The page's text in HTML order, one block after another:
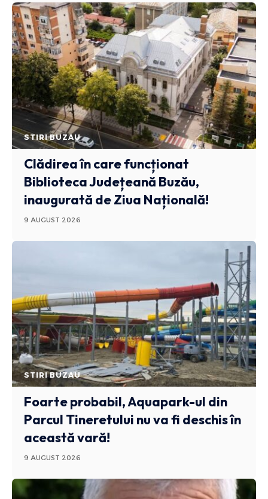
STIRI BUZAU
Clădirea în care funcționat
Biblioteca Județeană Buzău,
inaugurată de Ziua Națională!
9 AUGUST 2026
STIRI BUZAU
Foarte probabil, Aquapark-ul din
Parcul Tineretului nu va fi deschis în
această vară!
9 AUGUST 2026